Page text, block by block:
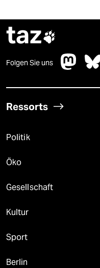
taz
Folgen Sie uns
Ressorts
Politik
Öko
Gesellschaft
Kultur
Sport
Berlin